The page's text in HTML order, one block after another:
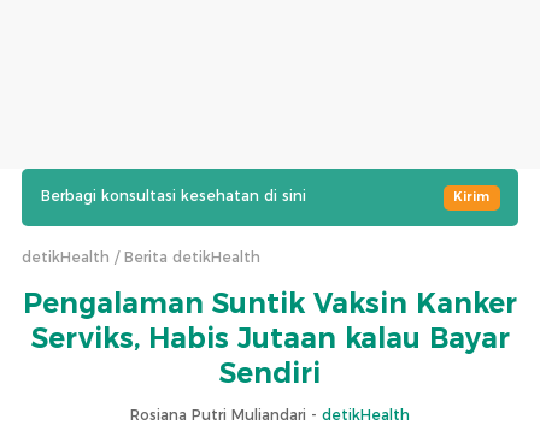
Berbagi konsultasi kesehatan di sini Kirim
detikHealth Berita detikHealth
Pengalaman Suntik Vaksin Kanker
Serviks, Habis Jutaan kalau Bayar
Sendiri
Rosiana Putri Muliandari - detikHealth